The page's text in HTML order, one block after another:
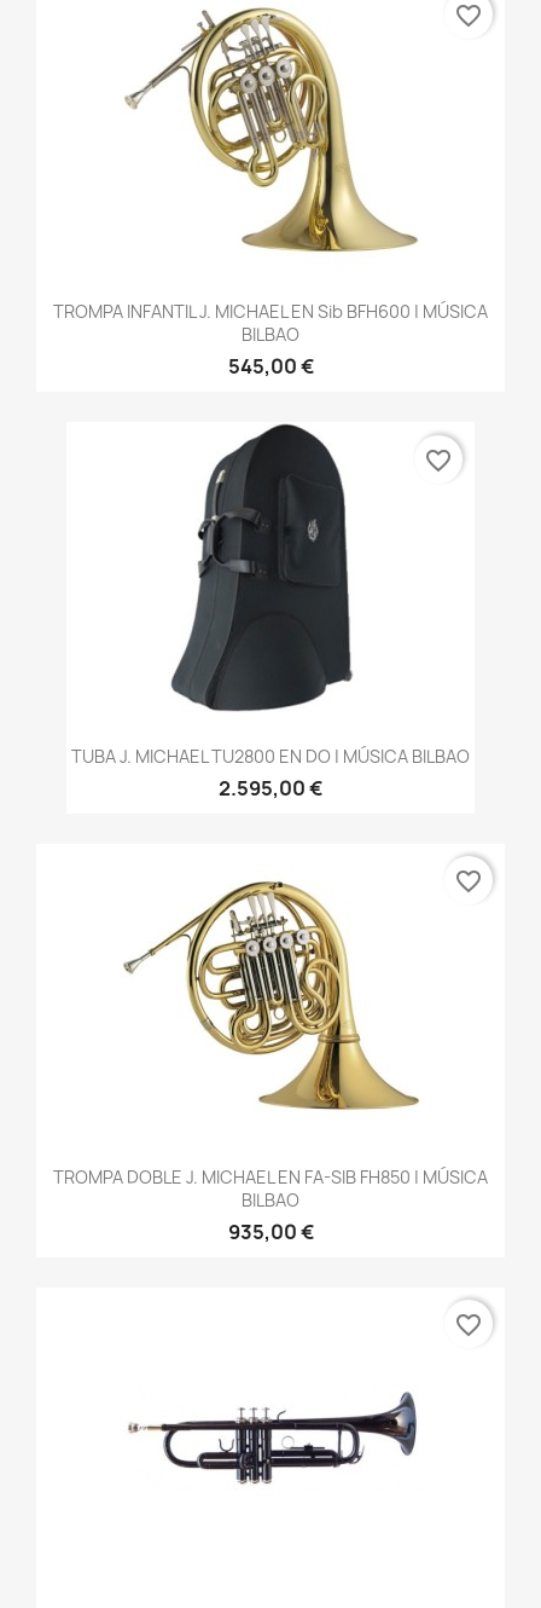
TROMPA INFANTIL J. MICHAEL EN Sib BFH600 | MÚSICA
BILBAO
545,00 €
favorite_border
TUBA J. MICHAEL TU2800 EN DO | MÚSICA BILBAO
2.595,00 €
favorite_border
TROMPA DOBLE J. MICHAEL EN FA-SIB FH850 | MÚSICA
BILBAO
935,00 €
favorite_border
favorite_border